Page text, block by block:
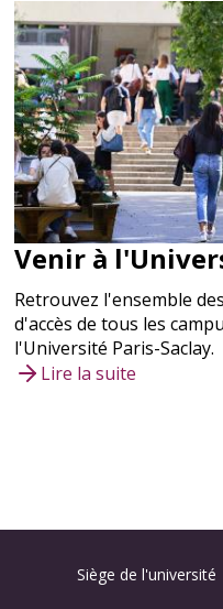
Venir à
Retrouvez l'ensemble
d'accès de tous les
l'Université Paris-Saclay.
Lire la suite
Siège de l'université